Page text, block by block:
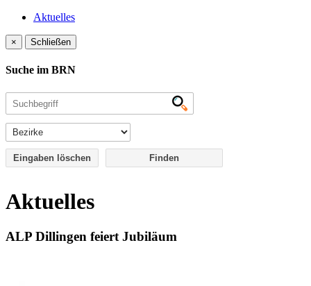
Aktuelles
× Schließen
Suche im BRN
Eingaben löschen
Aktuelles
ALP Dillingen feiert Jubiläum